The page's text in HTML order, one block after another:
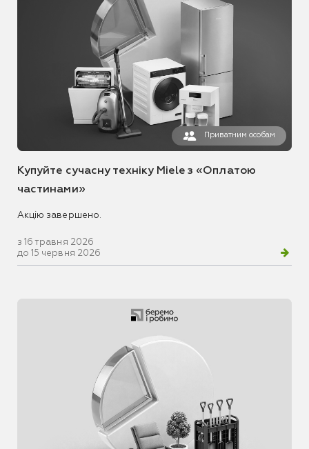
Приватним особам
Купуйте сучасну техніку Miele з «Оплатою
частинами»
Акцію завершено.
з 16 травня 2026
до 15 червня 2026